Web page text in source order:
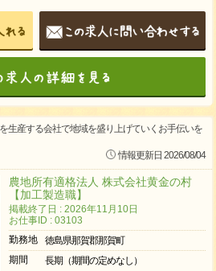
生産する会社で地域を盛り上げていくお手伝いを
情報更新日 2026/08/04
農地所有適格法人 株式会社黄金の村
【加工製造職】
掲載終了日 : 2026年11月10日
お仕事ID : 03103
勤務地
徳島県那賀郡那賀町
期間
長期（期間の定めなし）